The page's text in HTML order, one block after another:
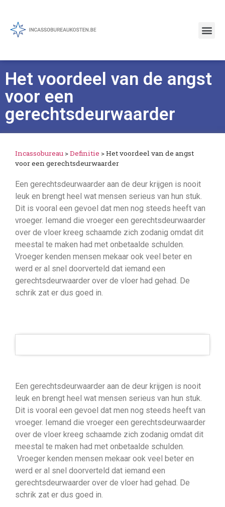
Het voordeel van de angst
voor een
gerechtsdeurwaarder
Incassobureau >Definitie >Het voordeel van de angst
voor een gerechtsdeurwaarder
Een gerechtsdeurwaarder aan de deur krijgen is nooit
leuk en brengt heel wat mensen serieus van hun stuk.
Dit is vooral een gevoel dat men nog steeds heeft van
vroeger. Iemand die vroeger een gerechtsdeurwaarder
over de vloer kreeg schaamde zich zodanig omdat dit
meestal te maken had met onbetaalde schulden.
Vroeger kenden mensen mekaar ook veel beter en
werd er al snel doorverteld dat iemand een
gerechtsdeurwaarder over de vloer had gehad. De
schrik zat er dus goed in.
Een gerechtsdeurwaarder aan de deur krijgen is nooit
leuk en brengt heel wat mensen serieus van hun stuk.
Dit is vooral een gevoel dat men nog steeds heeft van
vroeger. Iemand die vroeger een gerechtsdeurwaarder
over de vloer kreeg schaamde zich zodanig omdat dit
meestal te maken had met onbetaalde schulden.
Vroeger kenden mensen mekaar ook veel beter en
werd er al snel doorverteld dat iemand een
gerechtsdeurwaarder over de vloer had gehad. De
schrik zat er dus goed in.